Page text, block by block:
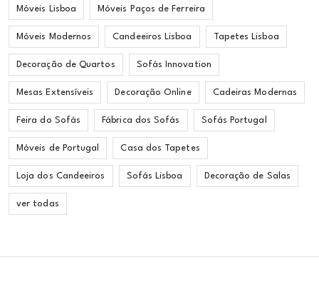
Móveis Lisboa Móveis Paços de Ferreira
Móveis Modernos Candeeiros Lisboa Tapetes Lisboa
Decoração de Quartos Sofás Innovation
Mesas Extensíveis Decoração Online Cadeiras Modernas
Feira do Sofás Fábrica dos Sofás Sofás Portugal
Móveis de Portugal Casa dos Tapetes
Loja dos Candeeiros Sofás Lisboa Decoração de Salas
ver todas